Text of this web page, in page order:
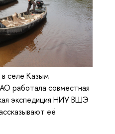
селе Казым
работала совместная
экспедиция НИУ ВШЭ
её